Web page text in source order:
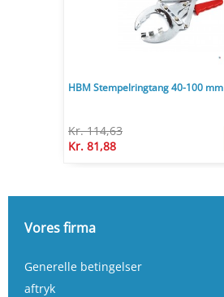
HBM Stempelringtang 40-100 mm
Kr. 114,63
Kr. 81,88
Vores firma
Generelle betingelser
aftryk